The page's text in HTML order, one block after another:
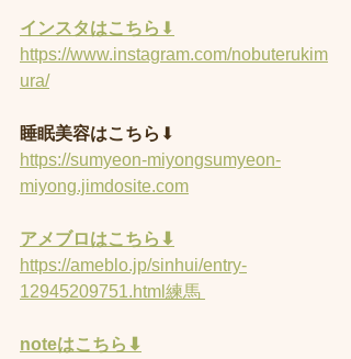
インスタはこちら ⬇︎
https://www.instagram.com/nobuterukim
ura/
睡眠美容はこちら ⬇︎
https://sumyeon-miyongsumyeon-
miyong.jimdosite.com
アメブロはこちら⬇︎
https://ameblo.jp/sinhui/entry-
12945209751.html練馬
noteはこちら⬇︎